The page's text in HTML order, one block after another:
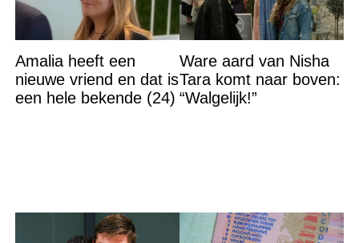
Amalia heeft een
nieuwe vriend en dat is
een hele bekende (24)
Ware aard van Nisha
Tara komt naar boven:
“Walgelijk!”